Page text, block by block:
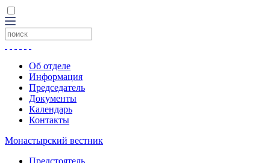
Об отделе
Информация
Председатель
Документы
Календарь
Контакты
Монастырский вестник
Предстоятель